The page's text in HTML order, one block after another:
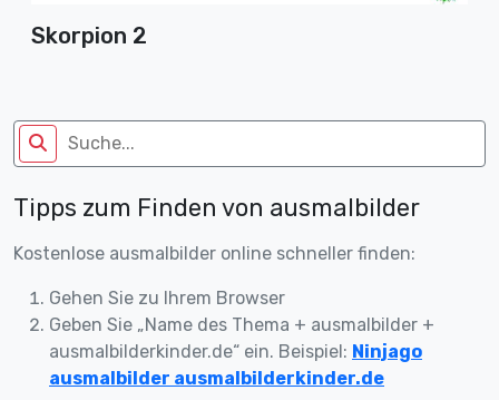
Skorpion 2
Tipps zum Finden von ausmalbilder
Kostenlose ausmalbilder online schneller finden:
Gehen Sie zu Ihrem Browser
Geben Sie „Name des Thema + ausmalbilder +
ausmalbilderkinder.de“ ein. Beispiel: Ninjago
ausmalbilder ausmalbilderkinder.de